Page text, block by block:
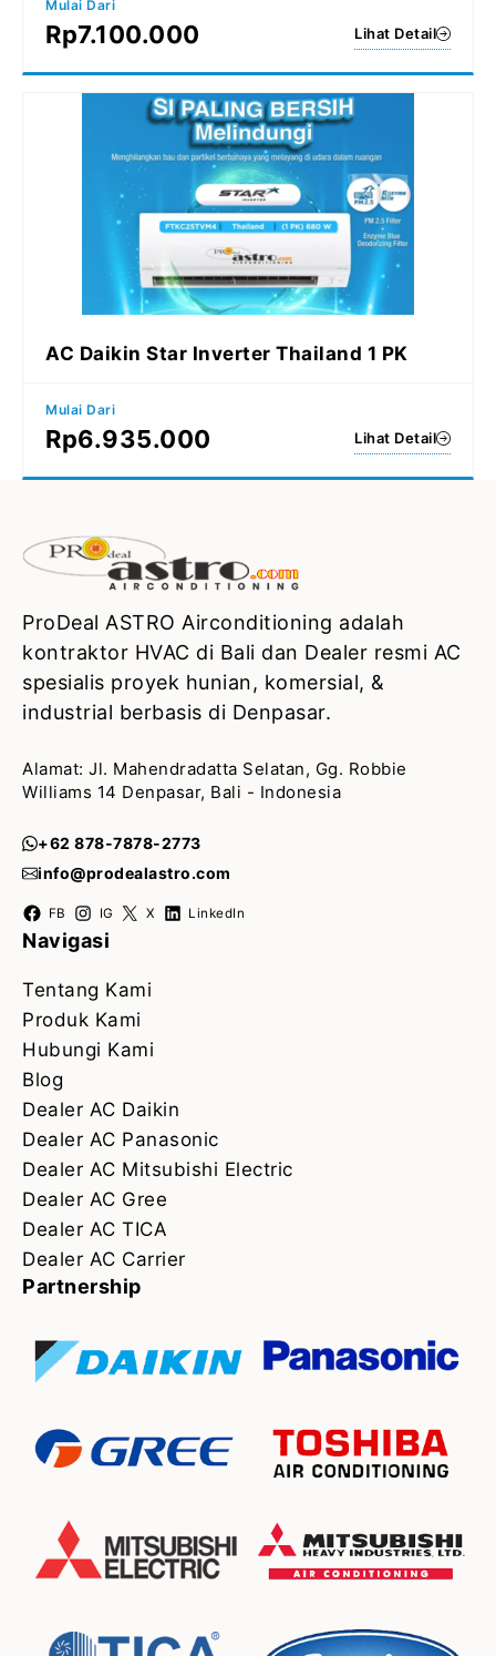
Mulai Dari
Rp7.100.000 Lihat Detail
AC Daikin Star Inverter Thailand 1 PK
Mulai Dari
Rp6.935.000 Lihat Detail
ProDeal ASTRO Airconditioning adalah
kontraktor HVAC di Bali dan Dealer resmi AC
spesialis proyek hunian, komersial, &
industrial berbasis di Denpasar.
Alamat: Jl. Mahendradatta Selatan, Gg. Robbie
Williams 14 Denpasar, Bali - Indonesia
+62 878-7878-2773
info@prodealastro.com
FB IG X LinkedIn
Navigasi
Tentang Kami
Produk Kami
Hubungi Kami
Blog
Dealer AC Daikin
Dealer AC Panasonic
Dealer AC Mitsubishi Electric
Dealer AC Gree
Dealer AC TICA
Dealer AC Carrier
Partnership